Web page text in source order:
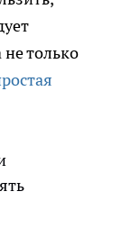
только